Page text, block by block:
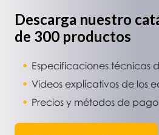
Descarga nuestro
de 300 productos
Especificaciones técnicas
Videos explicativos de los
Precios y métodos de pago